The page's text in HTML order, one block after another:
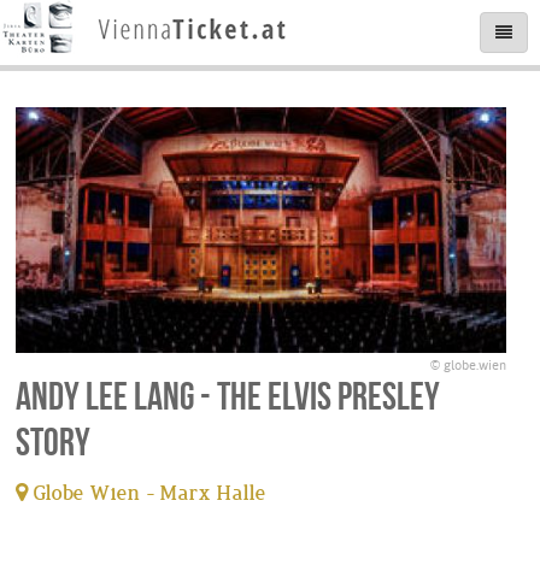
© globe.wien
Andy Lee Lang - The Elvis Presley
Story
Globe Wien - Marx Halle